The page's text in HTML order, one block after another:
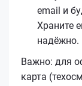
email и
Храните
надёжно.
Важно: для
карта